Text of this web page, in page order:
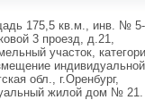
175,5 кв.м., инв. № 5-
3 проезд, д.21,
участок,
индивидуальной
обл., г.Оренбург,
жилой дом № 21.